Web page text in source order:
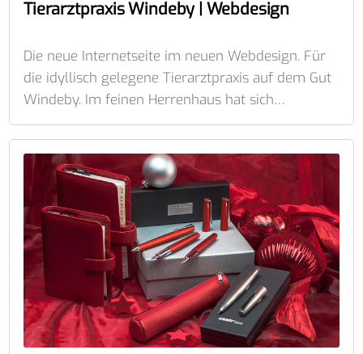
Tierarztpraxis Windeby | Webdesign
Die neue Internetseite im neuen Webdesign. Für
die idyllisch gelegene Tierarztpraxis auf dem Gut
Windeby. Im feinen Herrenhaus hat sich…